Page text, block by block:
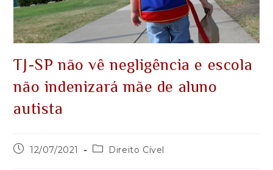
TJ-SP não vê negligência e escola
não indenizará mãe de aluno
autista
12/07/2021 Direito Cível